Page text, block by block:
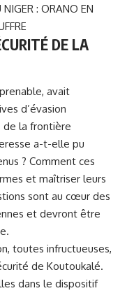
NIGER : ORANO EN
DE LA
avait
d’évasion
de la frontière
a-t-elle pu
? Comment ces
et maîtriser leurs
sont au cœur des
et devront être
toutes infructueuses,
de Koutoukalé.
dans le dispositif